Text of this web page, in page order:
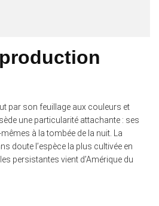
par son feuillage aux couleurs et
une particularité attachante : ses
à la tombée de la nuit. La
doute l’espèce la plus cultivée en
persistantes vient d’Amérique du